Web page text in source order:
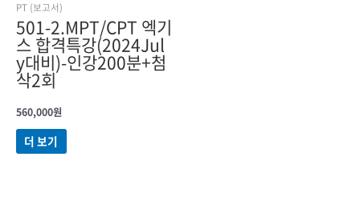
PT (보고서)
501-2.MPT/CPT 엑기
스 합격특강(2024Jul
y대비)-인강200분+첨
삭2회
560,000원
더 보기